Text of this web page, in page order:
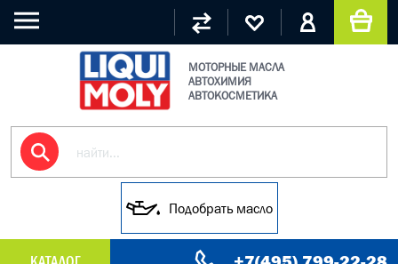
МОТОРНЫЕ МАСЛА
АВТОХИМИЯ
АВТОКОСМЕТИКА
Подобрать масло